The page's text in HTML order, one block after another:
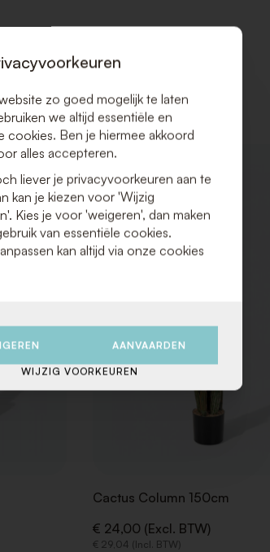
TOE
AAN
VERLANGLIJST
Cactus Column 150cm
€ 24,00 (Excl. BTW)
€ 29,04 (Incl. BTW)
zo goed mogelijk te laten
we altijd essentiële en
cookies. Ben je hiermee akkoord
alles accepteren.
liever je privacyvoorkeuren aan te
kan je kiezen voor 'Wijzig
Kies je voor 'weigeren', dan maken
van essentiële cookies.
kan altijd via onze cookies
AANVAARDEN
WIJZIG VOORKEUREN